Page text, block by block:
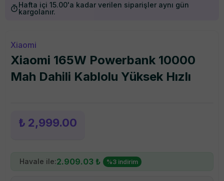
Hafta içi 15.00'a kadar verilen siparişler aynı gün
kargolanır.
Xiaomi
Xiaomi 165W Powerbank 10000
Mah Dahili Kablolu Yüksek Hızlı
₺ 2,999.00
Havale ile:2.909.03 ₺ %3 indirim